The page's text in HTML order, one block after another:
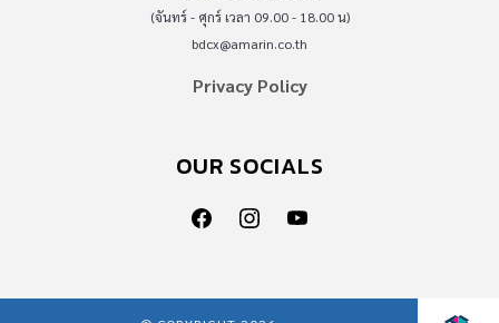
(จันทร์ - ศุกร์ เวลา 09.00 - 18.00 น)
bdcx@amarin.co.th
Privacy Policy
OUR SOCIALS